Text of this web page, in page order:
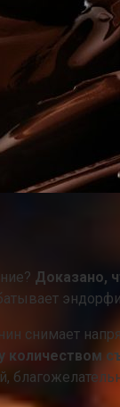
Доказано,
снимает
количеством